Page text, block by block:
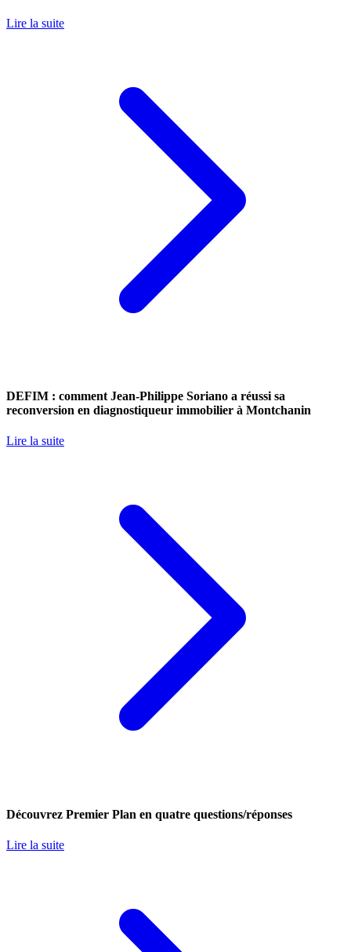
Lire la suite
DEFIM : comment Jean-Philippe Soriano a réussi sa
reconversion en diagnostiqueur immobilier à Montchanin
Lire la suite
Découvrez Premier Plan en quatre questions/réponses
Lire la suite